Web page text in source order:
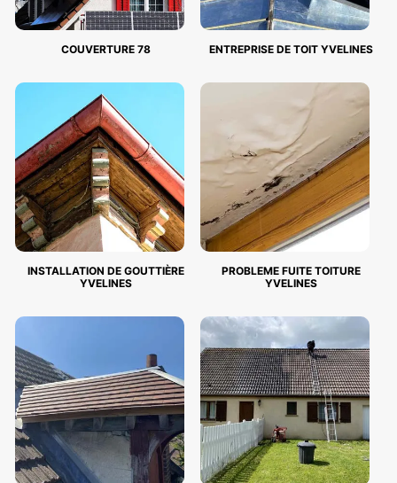
COUVERTURE 78 ENTREPRISE DE TOIT YVELINES
INSTALLATION DE GOUTTIÈRE
YVELINES
PROBLEME FUITE TOITURE
YVELINES